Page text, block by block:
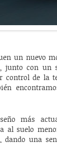
un nuevo
con un
control de la
más
al suelo
dando una